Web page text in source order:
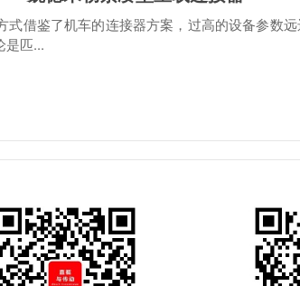
借鉴了机车的连接器方案，过高的设备参数
是匹...